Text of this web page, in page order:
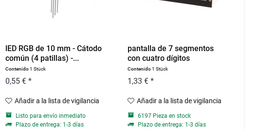
lED RGB de 10 mm - Cátodo
común (4 patillas) -...
Contenido1 Stück
0,55 € *
Añadir a la lista de vigilancia
Listo para envío inmediato
Plazo de entrega: 1-3 días
pantalla de 7 segmentos
con cuatro dígitos
Contenido1 Stück
1,33 € *
Añadir a la lista de vigilancia
6197 Pieza en stock
Plazo de entrega: 1-3 días